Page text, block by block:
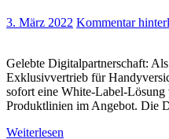
3. März 2022 Kommentar
Gelebte Digitalpartnerschaft:
Exklusivvertrieb für
sofort eine White-Label-
Produktlinien im Angebot. Die
Weiterlesen